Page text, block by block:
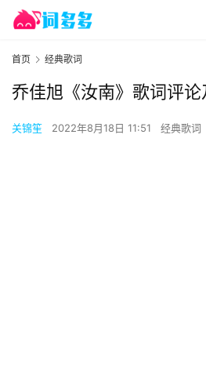
首页 经典歌词
乔佳旭《汝南》歌词评论
关锦笙 2022年8月18日 11:51 经典歌词